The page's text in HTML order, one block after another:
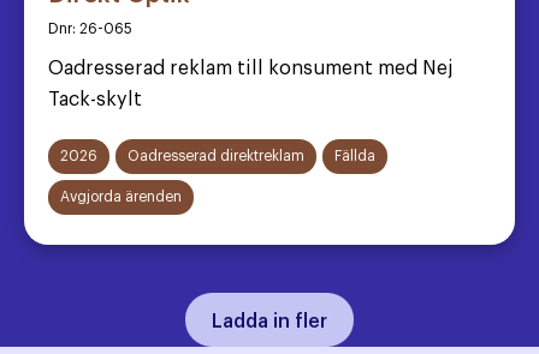
Dnr: 26-065
Oadresserad reklam till konsument med Nej
Tack-skylt
2026 Oadresserad direktreklam Fällda
Avgjorda ärenden
Ladda in fler